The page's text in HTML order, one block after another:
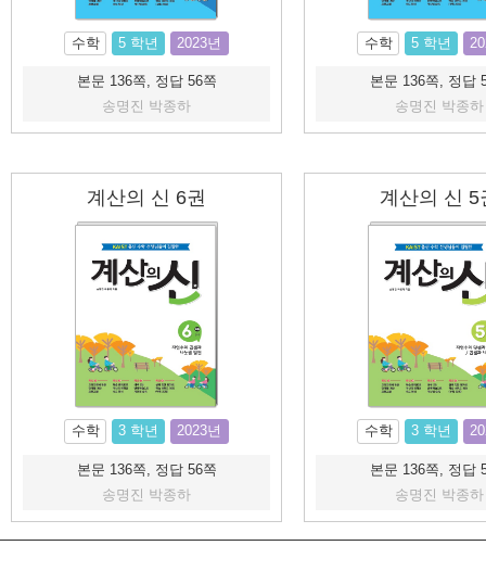
수학 5 학년 2023년
본문 136쪽, 정답 56쪽
송명진 박종하
수학 5 학년
본문 136쪽, 정답
송명진 박종하
계산의 신 6권
수학 3 학년 2023년
본문 136쪽, 정답 56쪽
송명진 박종하
계산의 신 5
수학 3 학년
본문 136쪽, 정답
송명진 박종하